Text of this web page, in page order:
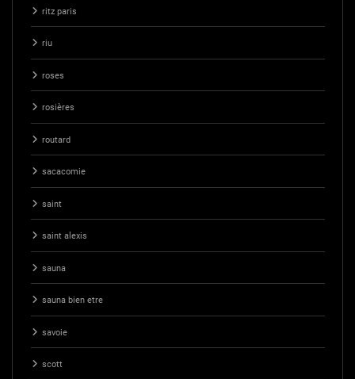
ritz paris
riu
roses
rosières
routard
sacacomie
saint
saint alexis
sauna
sauna bien etre
savoie
scott